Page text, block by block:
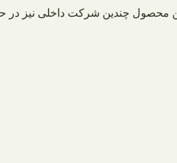
محصول چندین شرکت داخلی نیز در